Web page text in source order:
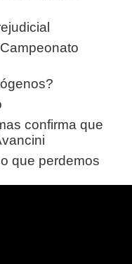
confirma que
que perdemos